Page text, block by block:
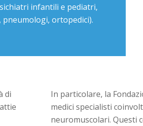
infantili e pediatri,
pneumologi, ortopedici).
di
In particolare, la
medici specialisti
neuromuscolari. Questi